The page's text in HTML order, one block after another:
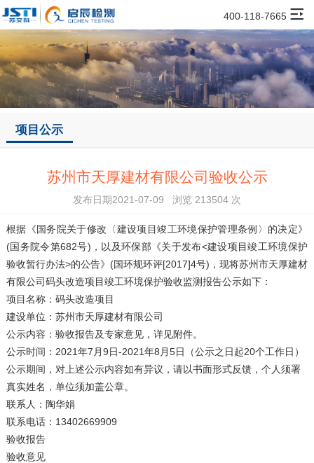
400-118-7665
项目公示
苏州市天厚建材有限公司验收公示
发布日期2021-07-09 浏览 213504 次
根据《国务院关于修改〈建设项目竣工环境保护管理条例〉的决定》
(国务院令第682号)，以及环保部《关于发布<建设项目竣工环境保护
验收暂行办法>的公告》(国环规环评[2017]4号)，现将苏州市天厚建材
有限公司码头改造项目竣工环境保护验收监测报告公示如下：
项目名称： 码头改造项目
建设单位： 苏州市天厚建材有限公司
公示内容：验收报告及专家意见，详见附件。
公示时间：2021年7月9日-2021年8月5日（公示之日起20个工作日）
公示期间，对上述公示内容如有异议，请以书面形式反馈，个人须署
真实姓名，单位须加盖公章。
联系人：陶华娟
联系电话：13402669909
验收报告
验收意见